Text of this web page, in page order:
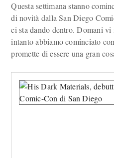
Questa settimana stanno
di novità dalla San Diego
ci sta dando dentro. Domani vi
intanto abbiamo cominciato con
promette di essere una gran